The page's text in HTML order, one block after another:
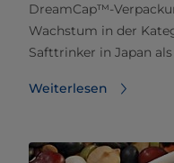
DreamCap™-
Wachstum in der
Safttrinker in Japan
Weiterlesen